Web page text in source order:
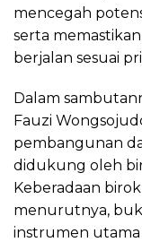
mencegah
serta
berjalan sesuai
Dalam
Fauzi
pembangunan
didukung oleh
Keberadaan
menurutnya,
instrumen